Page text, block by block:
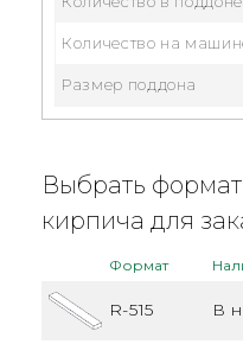
Количество на
Размер поддона
Выбрать
кирпича для
Формат
R-515 В